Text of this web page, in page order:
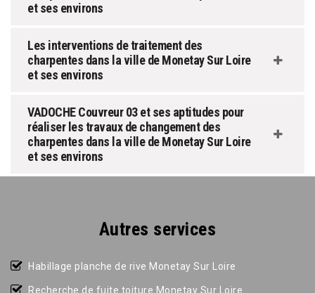
et ses environs
Les interventions de traitement des
charpentes dans la ville de Monetay Sur Loire
et ses environs
VADOCHE Couvreur 03 et ses aptitudes pour
réaliser les travaux de changement des
charpentes dans la ville de Monetay Sur Loire
et ses environs
Autres services
Habillage planche de rive Monetay Sur Loire
Recherche de fuite toiture Monetay Sur Loire